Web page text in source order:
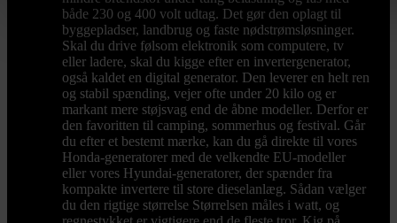
både 230 og 400 volt udtag. Det gør den oplagt til
byggepladser, landbrug og faste nødstrømsløsninger.
Skal du drive følsom elektronik som computere, tv
eller ladere, skal du kigge efter en invertergenerator,
også kaldet en digital generator. Den leverer en helt ren
og stabil spænding, vejer ofte under 20 kilo og er
markant mere støjsvag end de åbne modeller. Derfor er
den favoritten til camping, sommerhus og festival. Går
du efter et bestemt mærke, kan du gå direkte til vores
Honda-generatorer med de velkendte EU-modeller
eller vores Hyundai-generatorer, der spænder fra
kompakte invertere til store dieselanlæg. Sådan vælger
du den rigtige størrelse Størrelsen måles i watt, og